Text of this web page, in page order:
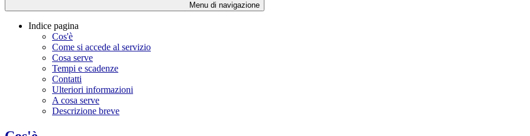
Menu di navigazione
Indice pagina
Cos'è
Come si accede al servizio
Cosa serve
Tempi e scadenze
Contatti
Ulteriori informazioni
A cosa serve
Descrizione breve